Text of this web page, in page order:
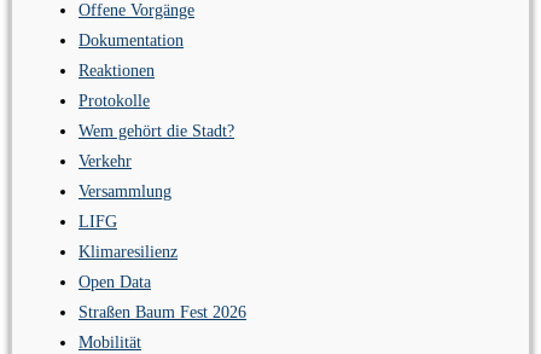
Offene Vorgänge
Dokumentation
Reaktionen
Protokolle
Wem gehört die Stadt?
Verkehr
Versammlung
LIFG
Klimaresilienz
Open Data
Straßen Baum Fest 2026
Mobilität